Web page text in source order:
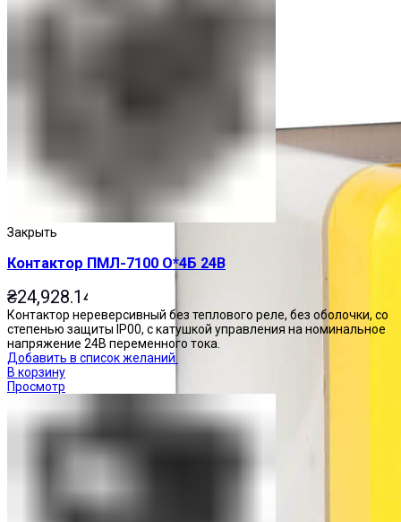
Закрыть
Контактор ПМЛ-7100 О*4Б 24В
₴24,928.14
Контактор нереверсивный без теплового реле, без оболочки, со
степенью защиты IP00, с катушкой управления на номинальное
напряжение 24В переменного тока.
Добавить в список желаний
В корзину
Просмотр